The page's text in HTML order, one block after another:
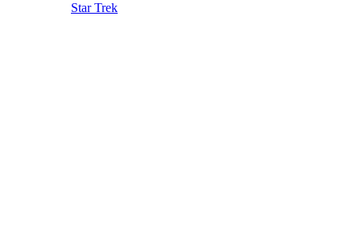
Star Trek